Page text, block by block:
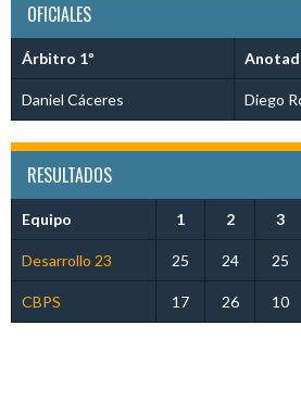
OFICIALES
Árbitro 1º
Daniel Cáceres Diego
RESULTADOS
Equipo 1 2 3
Desarrollo 23 25 24 25
CBPS 17 26 10